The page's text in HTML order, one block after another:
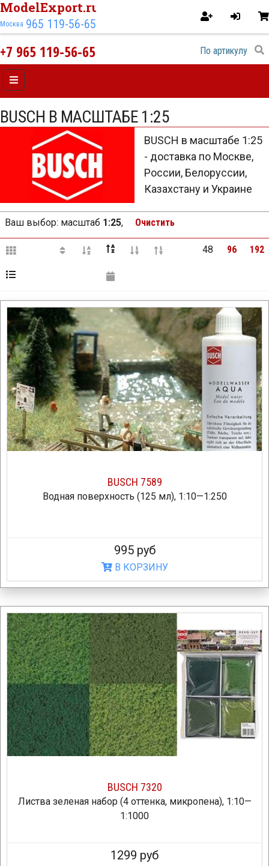
ModelExport.ru
Москва 965 119-56-65
+7 965 119-56-65
BUSCH В МАСШТАБЕ 1:25
BUSCH в масштабе 1:25
- доставка по Москве,
России, Белоруссии,
Казахстану и Украине
Ваш выбор: масштаб 1:25, Очистить
48 96 192
BUSCH 7589
Водная поверхность (125 мл), 1:10—1:250
995 руб
В КОРЗИНУ
BUSCH 7320
Листва зеленая набор (4 оттенка, микропена), 1:10—
1:1000
1299 руб